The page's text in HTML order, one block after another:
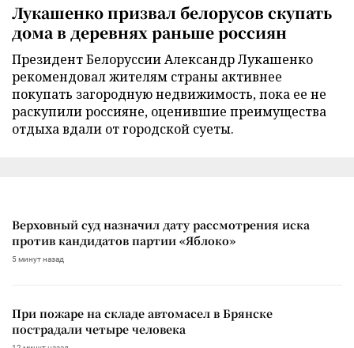
Лукашенко призвал белорусов скупать
дома в деревнях раньше россиян
Президент Белоруссии Александр Лукашенко
рекомендовал жителям страны активнее
покупать загородную недвижимость, пока ее не
раскупили россияне, оценившие преимущества
отдыха вдали от городской суеты.
Верховный суд назначил дату рассмотрения иска
против кандидатов партии «Яблоко»
5 минут назад
При пожаре на складе автомасел в Брянске
пострадали четыре человека